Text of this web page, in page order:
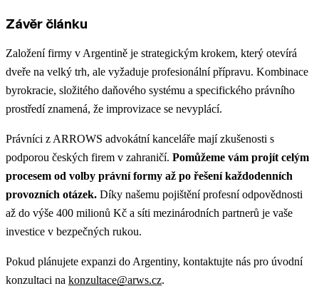
Závěr článku
Založení firmy v Argentině je strategickým krokem, který otevírá
dveře na velký trh, ale vyžaduje profesionální přípravu. Kombinace
byrokracie, složitého daňového systému a specifického právního
prostředí znamená, že improvizace se nevyplácí.
Právníci z ARROWS advokátní kanceláře mají zkušenosti s
podporou českých firem v zahraničí. Pomůžeme vám projít celým
procesem od volby právní formy až po řešení každodenních
provozních otázek. Díky našemu pojištění profesní odpovědnosti
až do výše 400 milionů Kč a síti mezinárodních partnerů je vaše
investice v bezpečných rukou.
Pokud plánujete expanzi do Argentiny, kontaktujte nás pro úvodní
konzultaci na konzultace@arws.cz.